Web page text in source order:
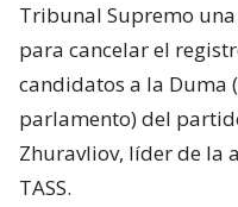
Tribunal Supremo
para cancelar el
candidatos a la Duma
parlamento) del
Zhuravliov, líder de la
TASS.